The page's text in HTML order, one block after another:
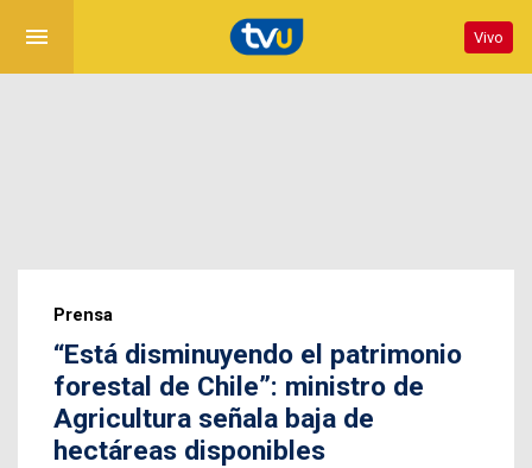
menu Vivo
Prensa
“Está disminuyendo el patrimonio
forestal de Chile”: ministro de
Agricultura señala baja de
hectáreas disponibles